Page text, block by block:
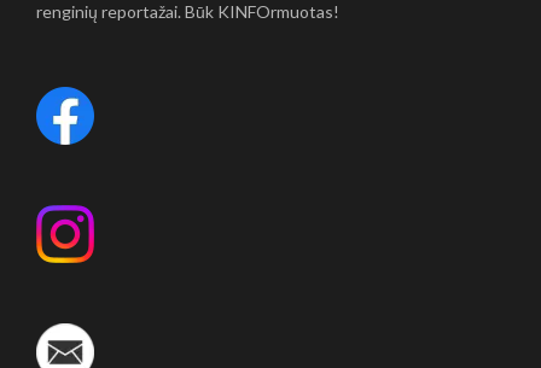
renginių reportažai. Būk KINFOrmuotas!